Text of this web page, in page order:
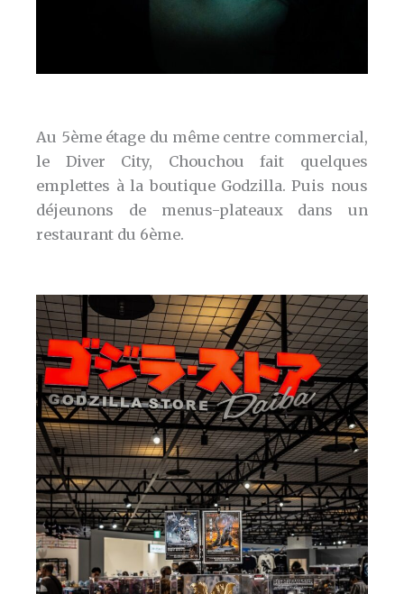
Au 5ème étage du même centre commercial,
le Diver City, Chouchou fait quelques
emplettes à la boutique Godzilla. Puis nous
déjeunons de menus-plateaux dans un
restaurant du 6ème.